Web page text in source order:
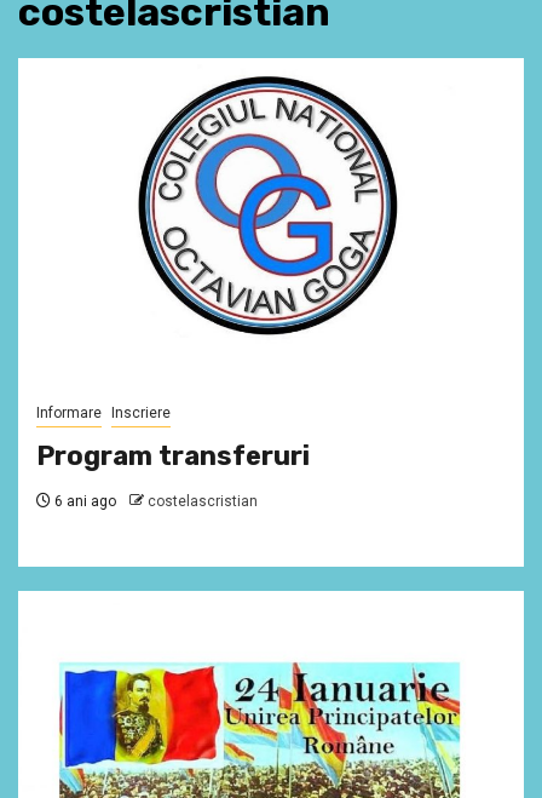
costelascristian
Informare Inscriere
Program transferuri
6 ani ago costelascristian